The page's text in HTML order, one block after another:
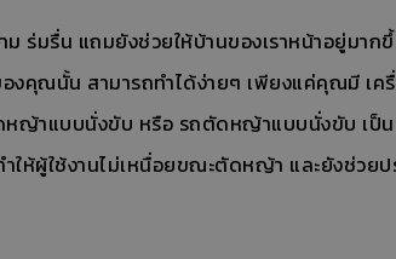
ร่มรื่น แถมยังช่วยให้บ้านของเราหน้าอยู่ม
งคุณนั้น สามารถทำได้ง่ายๆ เพียงแค่คุณมี
แบบนั่งขับ หรือ รถตัดหญ้าแบบนั่งขับ เป็น
ให้ผู้ใช้งานไม่เหนื่อยขณะตัดหญ้า และยังช่วยป